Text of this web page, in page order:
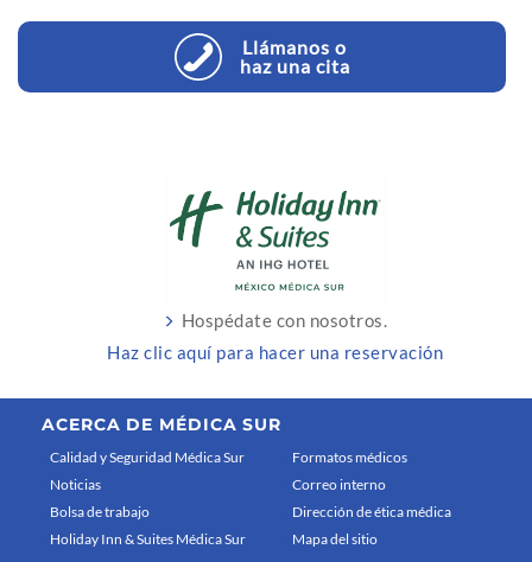
Llámanos o
haz una cita
Hospédate con nosotros.
Haz clic aquí para hacer una reservación
ACERCA DE MÉDICA SUR
Calidad y Seguridad Médica Sur
Noticias
Bolsa de trabajo
Holiday Inn & Suites Médica Sur
Formatos médicos
Correo interno
Dirección de ética médica
Mapa del sitio